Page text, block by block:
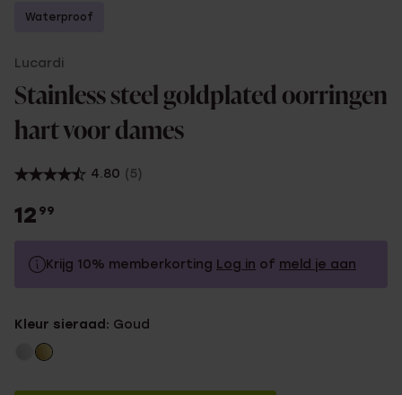
Waterproof
Lucardi
Stainless steel goldplated oorringen
hart voor dames
4.80 (5)
12 99
Krijg 10% memberkorting Log in of meld je aan
Zonder memberkorting
Kleur sieraad: Goud